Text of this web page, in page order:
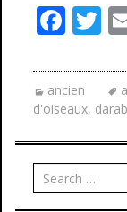
F
e
b
o
o
k
T
er
ancien
d'oiseaux,